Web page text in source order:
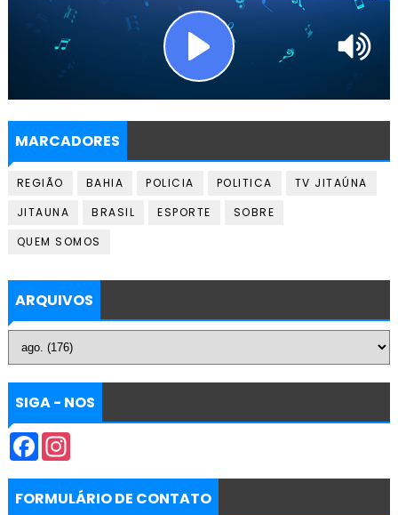
MARCADORES
REGIÃO BAHIA POLICIA POLITICA
TV JITAÚNA
JITAUNA
BRASIL ESPORTE
SOBRE
QUEM SOMOS
ARQUIVOS
SIGA - NOS
F
e
b
I
t
a
FORMULÁRIO DE CONTATO